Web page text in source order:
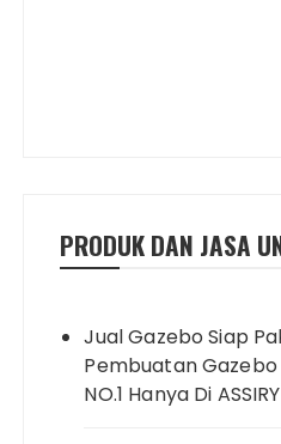
PRODUK DAN JASA
Jual Gazebo Siap
Pembuatan
NO.1 Hanya Di